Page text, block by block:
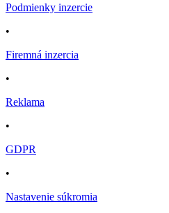
Podmienky inzercie
•
Firemná inzercia
•
Reklama
•
GDPR
•
Nastavenie súkromia